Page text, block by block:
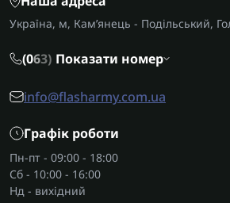
Україна, м, Кам’янець - Подільський,
(063) Показати номер
info@flasharmy.com.ua
Графік роботи
Пн-пт - 09:00 - 18:00
Сб - 10:00 - 16:00
Нд - вихідний